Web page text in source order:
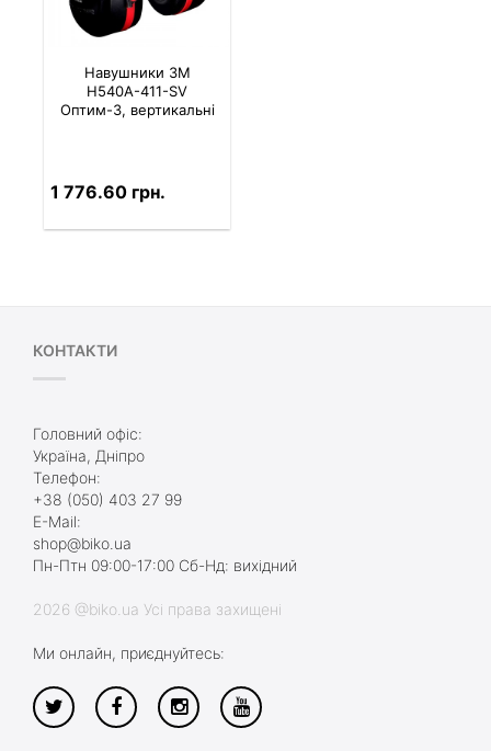
Навушники 3M
H540A-411-SV
Оптим-3, вертикальні
1 776.60 грн.
КОНТАКТИ
Головний офіс:
Україна, Дніпро
Телефон:
+38 (050) 403 27 99
E-Mail:
shop@biko.ua
Пн-Птн 09:00-17:00 Сб-Нд: вихідний
2026 @biko.ua Усі права захищені
Ми онлайн, приєднуйтесь: